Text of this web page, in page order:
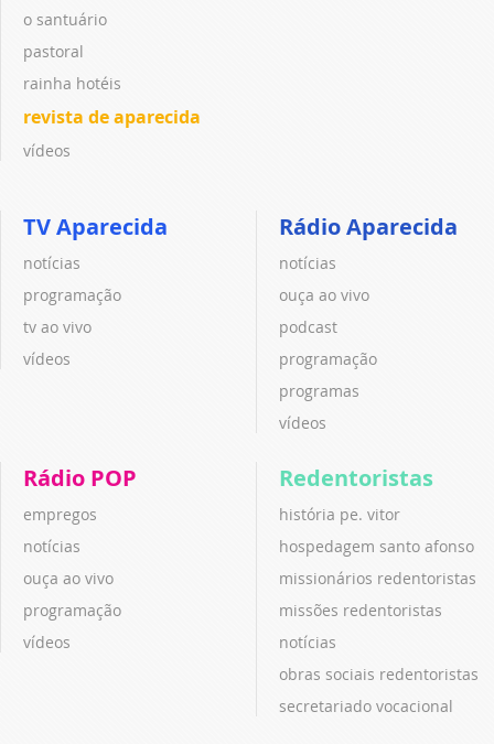
o santuário
pastoral
rainha hotéis
revista de aparecida
vídeos
TV Aparecida
notícias
programação
tv ao vivo
vídeos
Rádio Aparecida
notícias
ouça ao vivo
podcast
programação
programas
vídeos
Rádio POP
empregos
notícias
ouça ao vivo
programação
vídeos
Redentoristas
história pe. vitor
hospedagem santo afonso
missionários redentoristas
missões redentoristas
notícias
obras sociais redentoristas
secretariado vocacional